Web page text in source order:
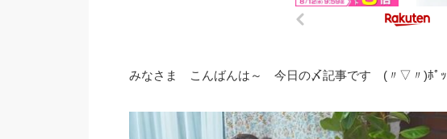
みなさま こんばんは～ 今日の〆記事です (〃▽〃)ﾎﾟｯ